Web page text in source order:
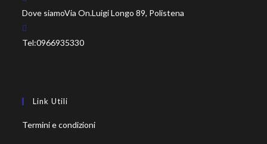
Dove siamoVia On.Luigi Longo 89, Polistena
Tel:0966935330
Link Utili
Termini e condizioni